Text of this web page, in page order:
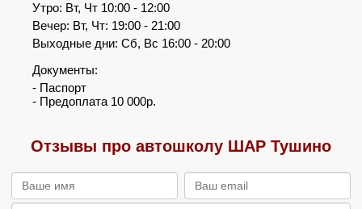
Утро: Вт, Чт 10:00 - 12:00
Вечер: Вт, Чт: 19:00 - 21:00
Выходные дни: Сб, Вс 16:00 - 20:00
Документы:
- Паспорт
- Предоплата 10 000р.
Отзывы про автошколу ШАР Тушино